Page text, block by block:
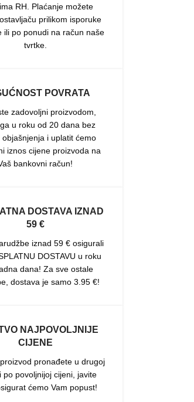
RH. Plaćanje možete
prilikom isporuke
ili po ponudi na račun naše
tvrtke.
POVRATA
zadovoljni proizvodom,
u roku od 20 dana bez
objašnjenja i uplatit ćemo
iznos cijene proizvoda na
bankovni račun!
DOSTAVA IZNAD
59 €
iznad 59 € osigurali
DOSTAVU u roku
dana! Za sve ostale
dostava je samo 3.95 €!
NAJPOVOLJNIJE
CIJENE
pronađete u drugoj
po povoljnijoj cijeni, javite
ćemo Vam popust!